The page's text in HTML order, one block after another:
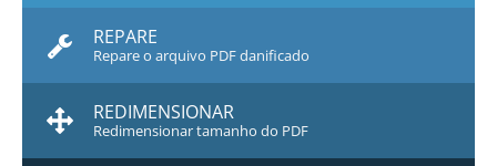
REPARE
Repare o arquivo PDF danificado
REDIMENSIONAR
Redimensionar tamanho do PDF